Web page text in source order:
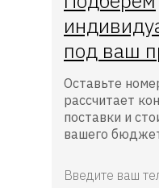
Оставьте
рассчитает
поставки и
вашего
под ваш